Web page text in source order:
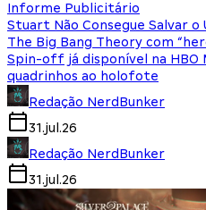
Informe Publicitário
Stuart Não Consegue Salvar
The Big Bang Theory com
Spin-off já disponível na HBO
quadrinhos ao holofote
Redação NerdBunker
31.jul.26
Redação NerdBunker
31.jul.26